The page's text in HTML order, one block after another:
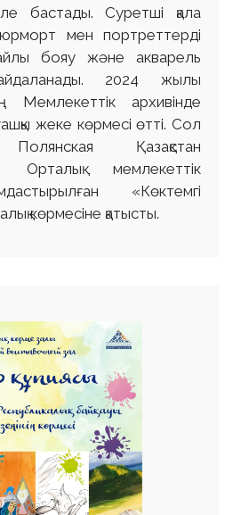
бастады. Суретші қала
мен портреттерді
бояу және акварель
2024 жылы
Мемлекеттік архивінде
жеке көрмесі өтті. Сол
Қазақстан
Орталық мемлекеттік
«Көктемгі
көрмесіне қатысты.